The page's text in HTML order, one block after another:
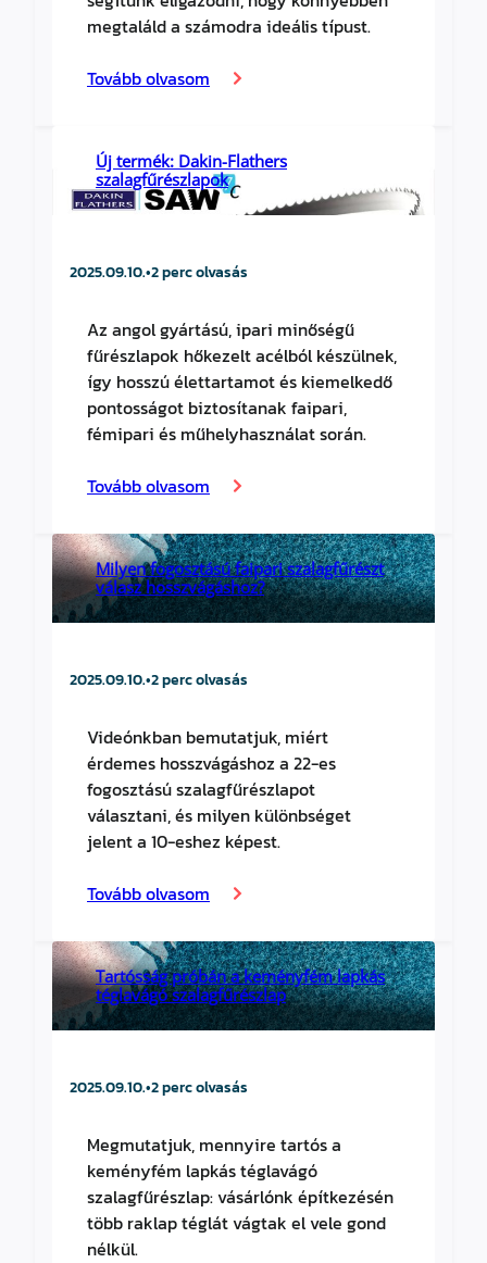
megtaláld a számodra ideális típust.
Tovább olvasom
Új termék: Dakin-Flathers
szalagfűrészlapok
2025.09.10.•2 perc olvasás
Az angol gyártású, ipari minőségű
fűrészlapok hőkezelt acélból készülnek,
így hosszú élettartamot és kiemelkedő
pontosságot biztosítanak faipari,
fémipari és műhelyhasználat során.
Tovább olvasom
Milyen fogosztású faipari szalagfűrészt
válasz hosszvágáshoz?
2025.09.10.•2 perc olvasás
Videónkban bemutatjuk, miért
érdemes hosszvágáshoz a 22-es
fogosztású szalagfűrészlapot
választani, és milyen különbséget
jelent a 10-eshez képest.
Tovább olvasom
Tartósság próbán a keményfém lapkás
téglavágó szalagfűrészlap
2025.09.10.•2 perc olvasás
Megmutatjuk, mennyire tartós a
keményfém lapkás téglavágó
szalagfűrészlap: vásárlónk építkezésén
több raklap téglát vágtak el vele gond
nélkül.